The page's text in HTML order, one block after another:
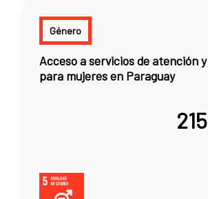
Género
Acceso a servicios de atención
para mujeres en Paraguay